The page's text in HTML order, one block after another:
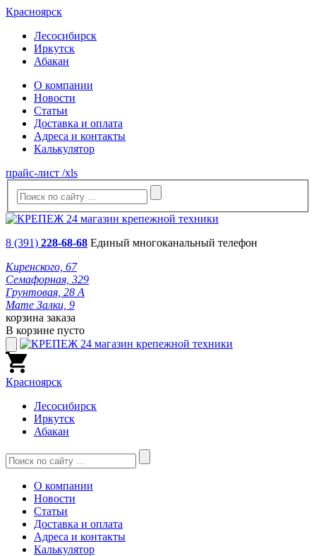
Красноярск
Лесосибирск
Иркутск
Абакан
О компании
Новости
Статьи
Доставка и оплата
Адреса и контакты
Калькулятор
прайс-лист /xls
8 (391) 228-68-68 Единый многоканальный телефон
Киренского, 67
Семафорная, 329
Грунтовая, 28 А
Мате Залки, 9
корзина заказа
В корзине пусто
Красноярск
Лесосибирск
Иркутск
Абакан
О компании
Новости
Статьи
Доставка и оплата
Адреса и контакты
Калькулятор